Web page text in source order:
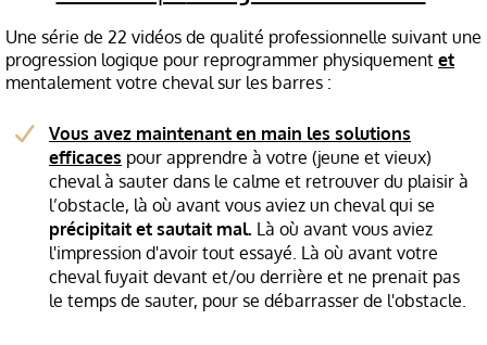
Une série de 22 vidéos de qualité professionnelle suivant une
progression logique pour reprogrammer physiquement et
mentalement votre cheval sur les barres :
Vous avez maintenant en main les solutions
efficaces pour apprendre à votre (jeune et vieux)
cheval à sauter dans le calme et retrouver du plaisir à
l’obstacle, là où avant vous aviez un cheval qui se
précipitait et sautait mal. Là où avant vous aviez
l'impression d'avoir tout essayé. Là où avant votre
cheval fuyait devant et/ou derrière et ne prenait pas
le temps de sauter, pour se débarrasser de l'obstacle.